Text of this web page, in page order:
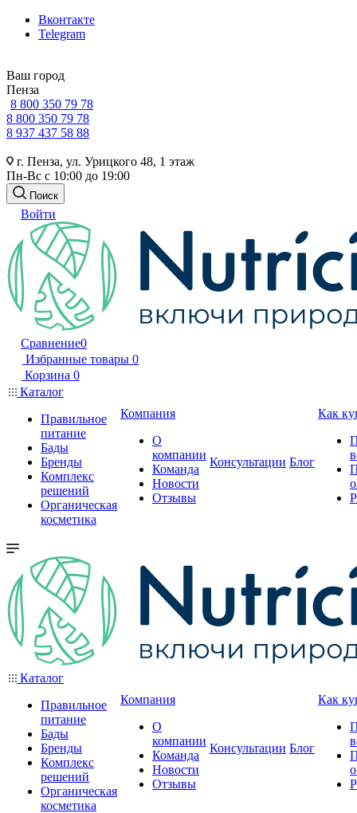
Вконтакте
Telegram
Ваш город
Пенза
8 800 350 79 78
8 800 350 79 78
8 937 437 58 88
г. Пенза, ул. Урицкого 48, 1 этаж
Пн-Вс с 10:00 до 19:00
Поиск
Войти
Сравнение0
Избранные товары 0
Корзина 0
Каталог
Правильное
питание
Бады
Бренды
Комплекс
решений
Органическая
косметика
Компания
О
компании
Команда
Новости
Отзывы
Консультации Блог
Как
Каталог
Правильное
питание
Бады
Бренды
Комплекс
решений
Органическая
косметика
Компания
О
компании
Команда
Новости
Отзывы
Консультации Блог
Как